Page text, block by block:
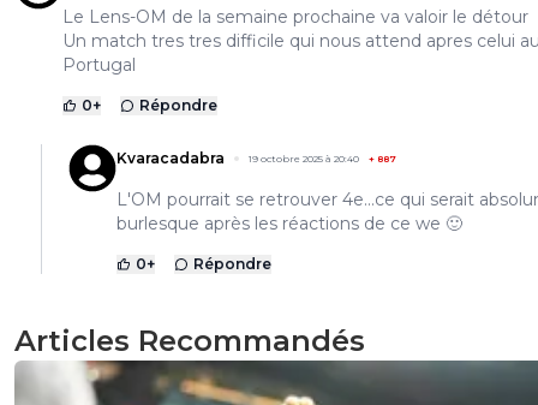
Le Lens-OM de la semaine prochaine va valoir le détour
Un match tres tres difficile qui nous attend apres celui
Portugal
0+ Répondre
Kvaracadabra 19 octobre 2025 à 20:40 + 887
L'OM pourrait se retrouver 4e...ce qui serait
burlesque après les réactions de ce we 🙂
0+ Répondre
Articles Recommandés